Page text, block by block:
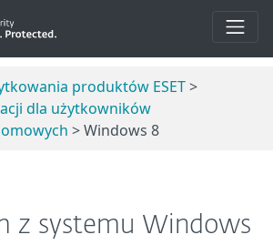
produktów ESET>
dla użytkowników
> Windows 8
z systemu Windows